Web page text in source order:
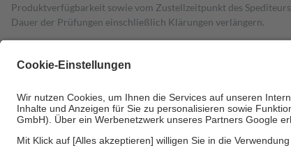
Produktverfügbarkeit sowie vom Zustellzeitpunkt des
Dauer der Prüfungen einschließlich Klärungen verlängern.
trägt einen Teil davon als Zuzahlung mit.
zu entrichten.
Diese Regeln gelten grundsätzlich auch für Online-Apotheken.
Bei Heilmitteln und häuslicher Krankenpflege beträgt die
Um das Engagement der Versicherten für ihre eigene